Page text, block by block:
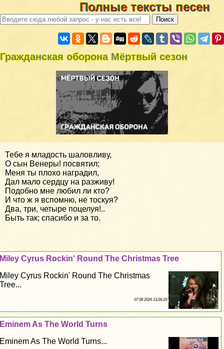
Полные тексты песен
Гражданская оборона Мёртвый сезон
Тебе я младость шаловливу,
О сын Венеры! посвятил;
Меня ты плохо наградил,
Дал мало сердцу на разживу!
Подобно мне любил ли кто?
И что ж я вспомню, не тоскуя?
Два, три, четыре поцелуя!..
Быть так; спасибо и за то.
Miley Cyrus Rockin' Round The Christmas Tree
Miley Cyrus Rockin' Round The Christmas
Tree...
07 08 2026 13:26:19
Eminem As The World Turns
Eminem As The World Turns...